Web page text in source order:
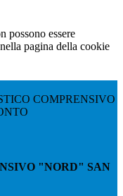
possono essere
pagina della cookie
COMPRENSIVO
"NORD" SAN